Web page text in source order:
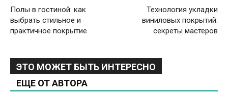
Полы в гостиной: как
выбрать стильное и
практичное покрытие
Технология укладки
виниловых покрытий:
секреты мастеров
ЭТО МОЖЕТ БЫТЬ ИНТЕРЕСНО
ЕЩЕ ОТ АВТОРА